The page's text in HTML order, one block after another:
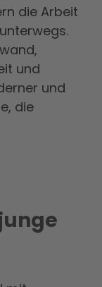
die Arbeit
und
und
die